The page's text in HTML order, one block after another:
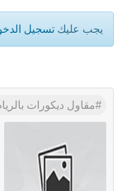
يجب عليك تسجيل
مقاول ديكورات بالرياض